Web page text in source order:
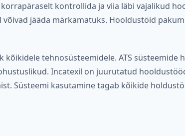
kontrollida ja viia läbi vajalikud
jääda märkamatuks. Hooldustöid
tehnosüsteemidele. ATS
Incatexil on juurutatud
Süsteemi kasutamine tagab kõikide